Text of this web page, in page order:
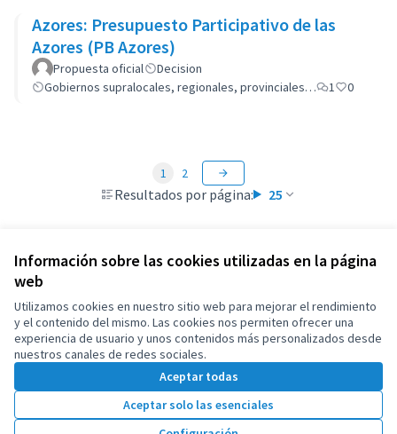
Información sobre las cookies utilizadas en la página
web
Utilizamos cookies en nuestro sitio web para mejorar el rendimiento
y el contenido del mismo. Las cookies nos permiten ofrecer una
experiencia de usuario y unos contenidos más personalizados desde
nuestros canales de redes sociales.
Aceptar todas
Aceptar solo las esenciales
Azores: Presupuesto Participativo de las
Azores (PB Azores)
Propuesta oficial
Decision
Gobiernos supralocales, regionales, provinciales…
1 0
Resultados por página: 25
1 2
Términos y condiciones de uso
Configuración de cookies
OIDP en X
(Enlace externo)
OIDP en Facebook
(Enlace externo)
OIDP en YouTube
(Enlace externo)
Castellano
Choose languageChoisir la langueElegir el idioma
Con licencia
(Enlace